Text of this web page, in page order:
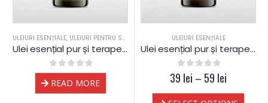
ULEIURI ESENȚIALE, ULEIURI PENTRU SAUNA
Ulei esențial pur și terapeutic de Mentă Spearmint
0out of 5
READ MORE
ULEIURI ESENȚIALE
Ulei esențial pur și terapeutic de Cimbru ct. thymol
0 out of 5
39 lei – 59 lei